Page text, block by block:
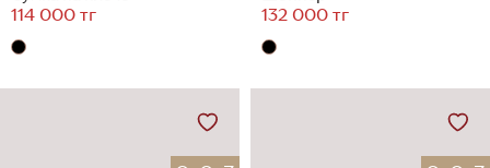
114 000 тг 132 000 тг